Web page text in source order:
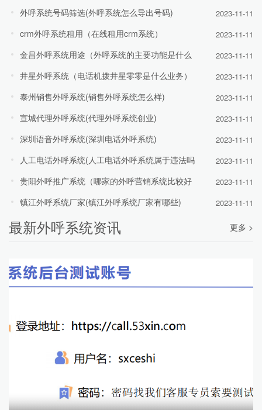
外呼系统号码筛选(外呼系统怎么导出号码) 2023-11-11
crm外呼系统租用（在线租用crm系统） 2023-11-11
金昌外呼系统用途（外呼系统的主要功能是什么 2023-11-11
井星外呼系统（电话机拨井星零零是什么业务） 2023-11-11
泰州销售外呼系统(销售外呼系统怎么样) 2023-11-11
宣城代理外呼系统(代理外呼系统创业) 2023-11-11
深圳语音外呼系统(深圳电话外呼系统) 2023-11-11
人工电话外呼系统(人工电话外呼系统属于违法吗 2023-11-11
贵阳外呼推广系统（哪家的外呼营销系统比较好 2023-11-11
镇江外呼系统厂家(镇江外呼系统厂家有哪些) 2023-11-11
最新外呼系统资讯 更多 >